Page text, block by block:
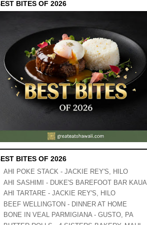
BITES OF 2026
BITES OF 2026
AHI POKE STACK - JACKIE REY'S, HILO
AHI SASHIMI - DUKE'S BAREFOOT BAR KAUAI
AHI TARTARE - JACKIE REY'S, HILO
BEEF WELLINGTON - DINNER AT HOME
BONE IN VEAL PARMIGIANA - GUSTO, PA